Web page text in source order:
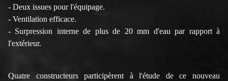
- Deux issues pour l'équipage.
- Ventilation efficace.
- Surpression interne de plus de 20 mm d'eau par rapport à
l'extérieur.
Quatre constructeurs participèrent à l'étude de ce nouveau